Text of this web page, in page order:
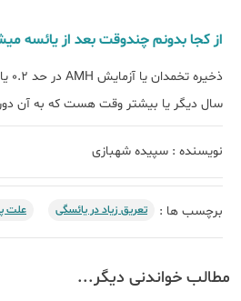
از کجا بدونم چندوقت بعد از یائسه
سال دیگر یا بیشتر وقت هست که به آن
نویسنده : سپیده شهبازی
برچسب ها : تعریق زیاد در یائسگی علت
مطالب خواندنی دیگر...